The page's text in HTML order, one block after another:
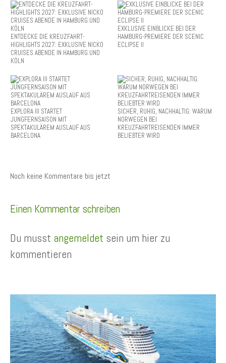
ENTDECKE DIE KREUZFAHRT-
HIGHLIGHTS 2027: EXKLUSIVE NICKO
CRUISES ABENDE IN HAMBURG UND
KÖLN
EXKLUSIVE EINBLICKE BEI DER
HAMBURG-PREMIERE DER SCENIC
ECLIPSE II
EXPLORA III STARTET
JUNGFERNSAISON MIT
SPEKTAKULÄREM AUSLAUF AUS
BARCELONA
SICHER, RUHIG, NACHHALTIG: WARUM
NORWEGEN BEI
KREUZFAHRTREISENDEN IMMER
BELIEBTER WIRD
Noch keine Kommentare bis jetzt
Einen Kommentar schreiben
Du musst angemeldet sein um hier zu
kommentieren